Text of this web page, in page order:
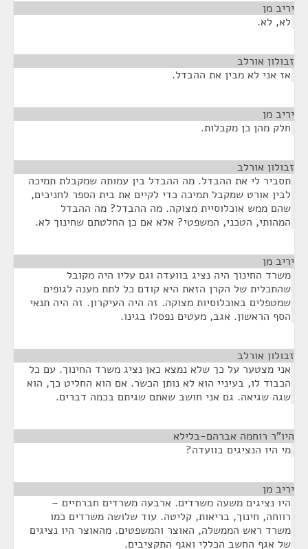
יריב מן
לא, לא.
זבולון אורלב
אז אני לא מבין את ההבדל.
יריב מן
חלק מהן כן מקבלות.
זבולון אורלב
תסביר לי את ההבדל. מה ההבדל בין עמותה שמקבלת תמיכה
לבין אורט שמקבל תמיכה כדי לקיים את בית הספר לחניכים,
שהם ממש אוכלוסיית מצוקה. מה ההבדל? מה ההבדל
המהותי, הטכני, המשפטי? אלא אם כן החלטתם שחינוך לא.
יריב מן
משרד החינוך היה נציג בוועדה וגם עליו היה מקובל
שהתכלית של הקרן הזאת היא קודם כל לתת מענה לגופים
שמטפלים באוכלוסיות מצוקה. זה היה העיקרון. זה היה תנאי
הסף הראשון. אגב, מעטים נפסלו בגינו.
זבולון אורלב
אני מצטער על כך שלא נמצא כאן נציג משרד החינוך. עם כל
הכבוד לו, בעיניי הוא לא נותן הכשר. אם הוא החליט כך, הוא
שגה שגיאה. גם אני חושב שאתם שגיתם בכמה דברים.
היו"ר רוחמה אברהם-בלילא
מי היו הנציגים בוועדה?
יריב מן
היו נציגים משעה משרדים. ארבעה משרדים חברתיים –
רווחה, חינוך, בריאות, קליטה. עוד שלושה משרדים כמו
משרד ראש הממשלה, האוצר והמשפטים. מהאוצר היו נציגים
של אגף החשב הכללי ואגף התקציבים.